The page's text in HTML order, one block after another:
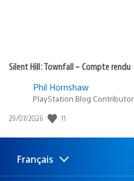
Silent Hill: Townfall – Compte rendu
Phil Hornshaw
PlayStation Blog Contributor
Date
publication
29/07/2026 11
Choisir
Région
Français